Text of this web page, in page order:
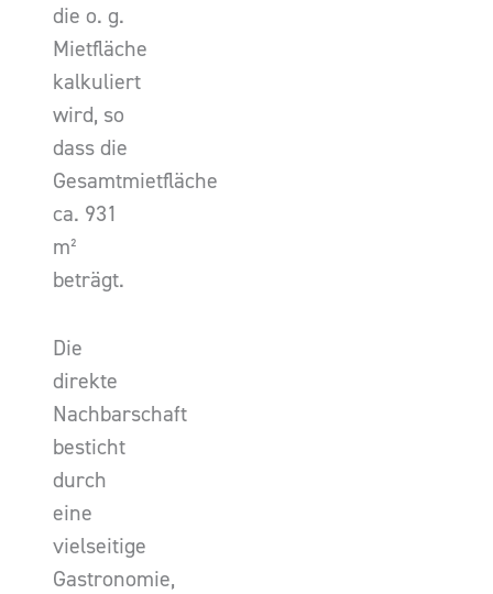
die o. g.
Mietfläche
kalkuliert
wird, so
dass die
Gesamtmietfläche
ca. 931
m²
beträgt.
Die
direkte
Nachbarschaft
besticht
durch
eine
vielseitige
Gastronomie,